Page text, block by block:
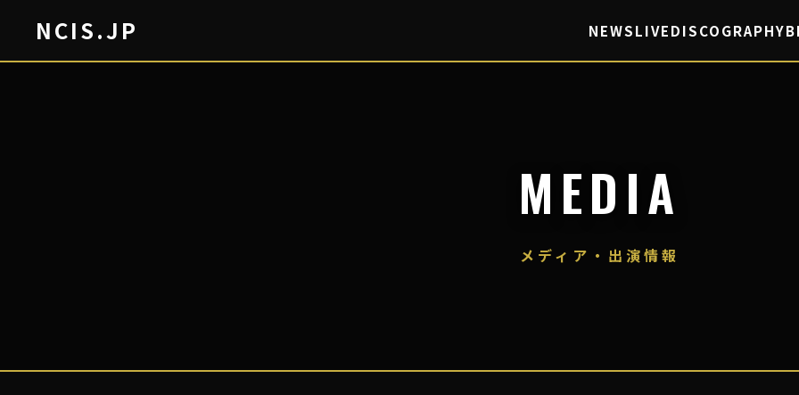
NCIS.JP NEWSLIVEDISCOGRAPHY
MEDIA
メディア・出演情報